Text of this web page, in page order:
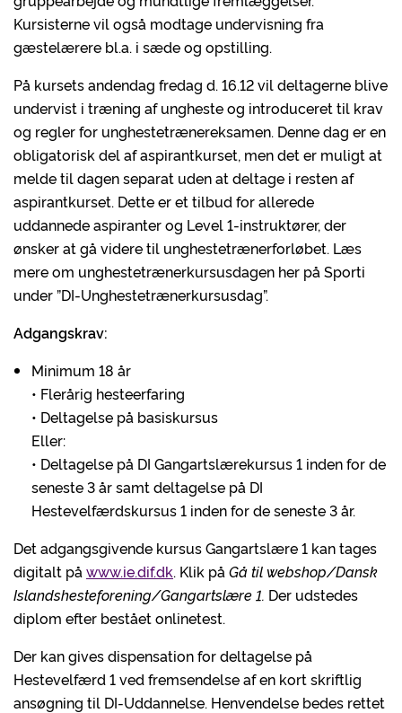
Kursisterne vil også modtage undervisning fra
gæstelærere bl.a. i sæde og opstilling.
På kursets andendag fredag d. 16.12 vil deltagerne blive
undervist i træning af ungheste og introduceret til krav
og regler for unghestetrænereksamen. Denne dag er en
obligatorisk del af aspirantkurset, men det er muligt at
melde til dagen separat uden at deltage i resten af
aspirantkurset. Dette er et tilbud for allerede
uddannede aspiranter og Level 1-instruktører, der
ønsker at gå videre til unghestetrænerforløbet. Læs
mere om unghestetrænerkursusdagen her på Sporti
under ”DI-Unghestetrænerkursusdag”.
Adgangskrav:
Minimum 18 år
• Flerårig hesteerfaring
• Deltagelse på basiskursus
Eller:
• Deltagelse på DI Gangartslærekursus 1 inden for de
seneste 3 år samt deltagelse på DI
Hestevelfærdskursus 1 inden for de seneste 3 år.
Det adgangsgivende kursus Gangartslære 1 kan tages
digitalt på www.ie.dif.dk. Klik på Gå til webshop/Dansk
Islandshesteforening/Gangartslære 1. Der udstedes
diplom efter bestået onlinetest.
Der kan gives dispensation for deltagelse på
Hestevelfærd 1 ved fremsendelse af en kort skriftlig
ansøgning til DI-Uddannelse. Henvendelse bedes rettet